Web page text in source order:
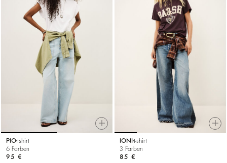
PIOtshirt
6 Farben
95 €
IONI t-shirt
3 Farben
85 €